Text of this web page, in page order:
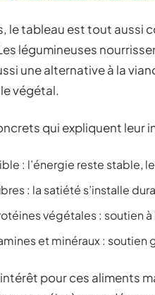
le tableau est tout aussi
légumineuses
une alternative à la
végétal.
qui expliquent leur
: l’énergie reste stable,
: la satiété s’installe
végétales : soutien à
et minéraux : soutien
pour ces aliments